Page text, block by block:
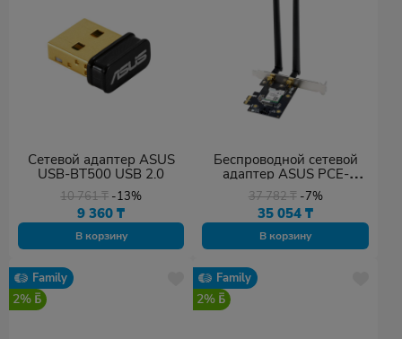
Сетевой адаптер ASUS
USB-BT500 USB 2.0
10 761₸ -13%
9 360₸
В корзину
Беспроводной сетевой
адаптер ASUS PCE-
AXE5400
37 782₸ -7%
35 054₸
В корзину
Family
2%
Family
2%